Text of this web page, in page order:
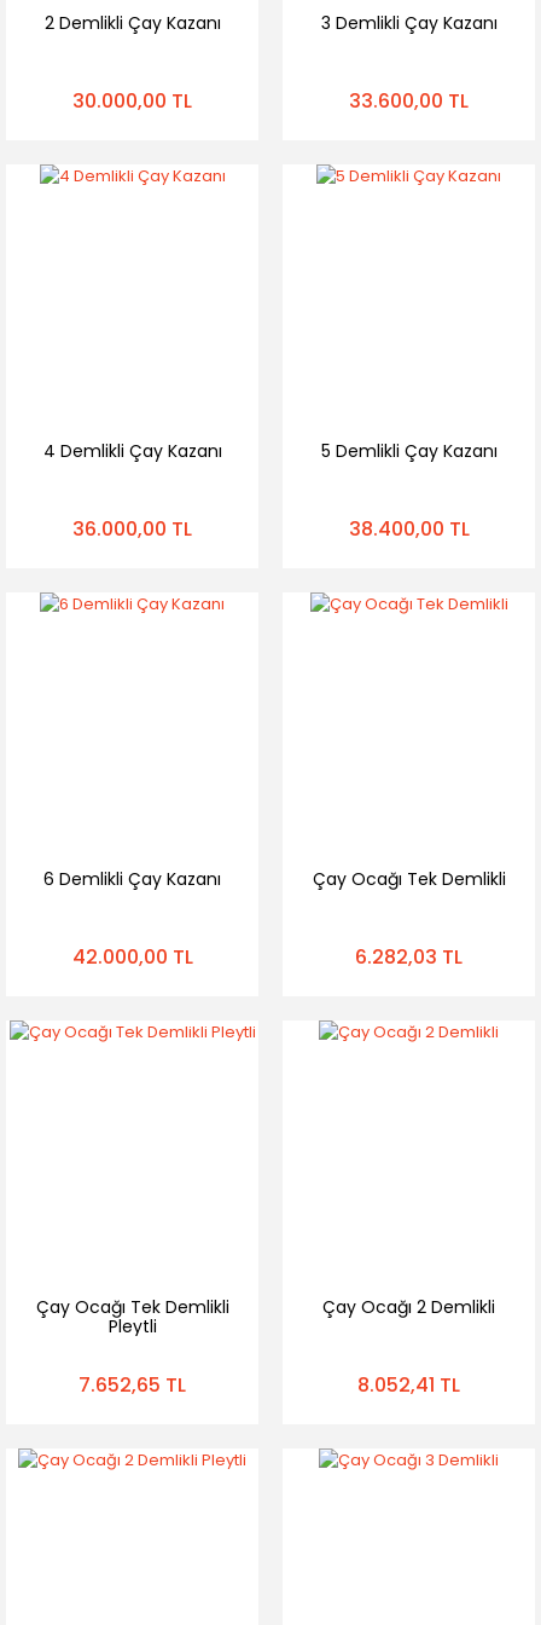
2 Demlikli Çay Kazanı
30.000,00 TL
3 Demlikli Çay Kazanı
33.600,00 TL
4 Demlikli Çay Kazanı
36.000,00 TL
5 Demlikli Çay Kazanı
38.400,00 TL
6 Demlikli Çay Kazanı
42.000,00 TL
Çay Ocağı Tek Demlikli
6.282,03 TL
Çay Ocağı Tek Demlikli
Pleytli
7.652,65 TL
Çay Ocağı 2 Demlikli
8.052,41 TL